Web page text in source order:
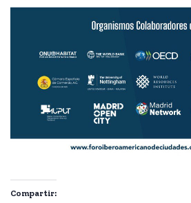
Compartir: